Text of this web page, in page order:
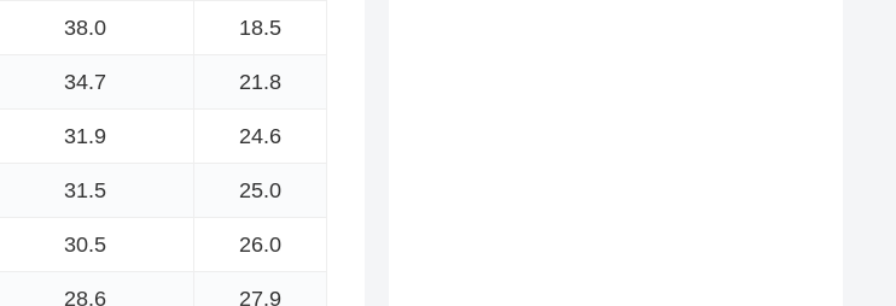
38.0 18.5
34.7 21.8
31.9 24.6
31.5 25.0
30.5 26.0
28.6 27.9